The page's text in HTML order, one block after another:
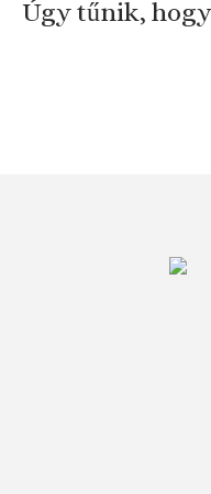
Úgy tűnik,